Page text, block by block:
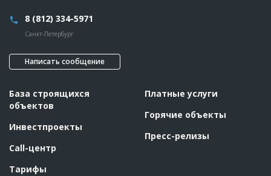
8 (812) 334-5971
Санкт-Петербург
Написать сообщение
База строящихся
объектов
Инвестпроекты
Call-центр
Тарифы
Платные услуги
Горячие объекты
Пресс-релизы